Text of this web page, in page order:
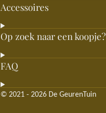
Accessoires
Op zoek naar een koopje?
FAQ
© 2021 - 2026 De GeurenTuin